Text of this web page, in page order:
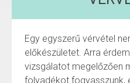
Egy egyszerű vérvétel
előkészületet. Arra
vizsgálatot megelőzően
folyadékot fogyasszunk,